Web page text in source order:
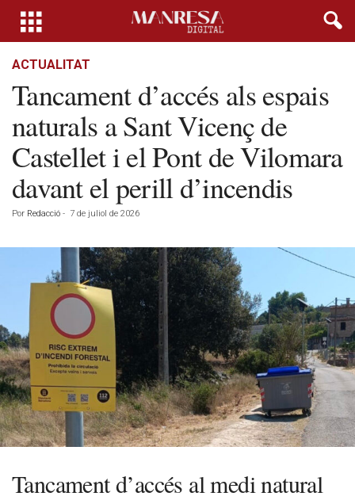
ACTUALITAT
Tancament d’accés als espais
naturals a Sant Vicenç de
Castellet i el Pont de Vilomara
davant el perill d’incendis
Por Redacció - 7 de juliol de 2026
Tancament d’accés al medi natural